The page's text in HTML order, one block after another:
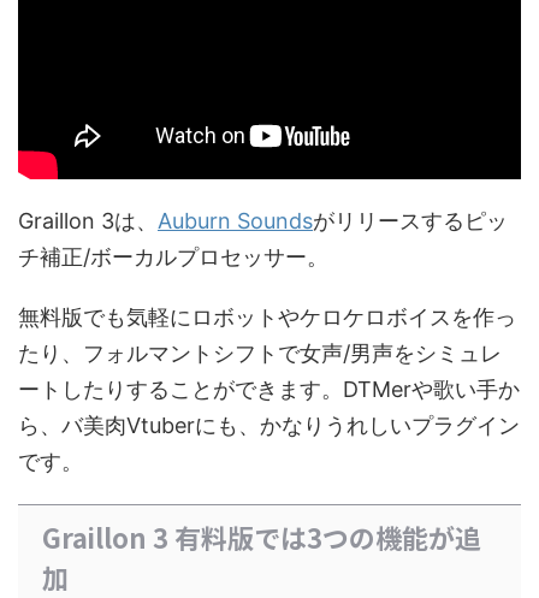
Graillon 3は、 Auburn Soundsがリリースするピッ
チ補正/ボーカルプロセッサー。
無料版でも気軽にロボットやケロケロボイスを作っ
たり、フォルマントシフトで女声/男声をシミュレ
ートしたりすることができます。DTMerや歌い手か
ら、バ美肉Vtuberにも、かなりうれしいプラグイン
です。
Graillon 3 有料版では3つの機能が追
加